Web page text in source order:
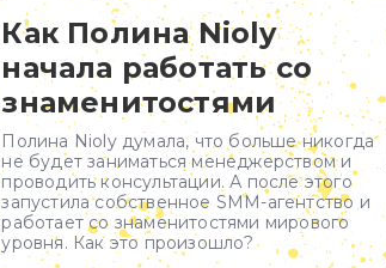
Как Полина Nioly
начала работать со
знаменитостями
Полина Nioly думала, что больше никогда
не будет заниматься менеджерством и
проводить консультации. А после этого
запустила собственное SMM-агентство и
работает со знаменитостями мирового
уровня. Как это произошло?